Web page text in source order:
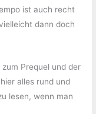
ist auch recht
dann doch
Prequel und der
alles rund und
lesen, wenn man